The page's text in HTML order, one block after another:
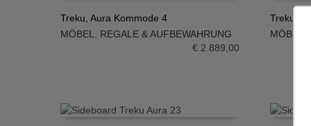
IN DEN WARENKORB
Treku, Aura Kommode 4
MÖBEL
REGALE & AUFBEWAHRUNG
€2.889,00
IN DEN
Treku,
MÖBEL